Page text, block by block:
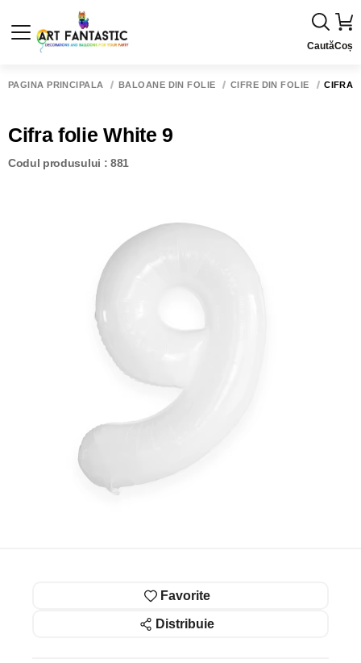
CautăCoș
PAGINA PRINCIPALĂ BALOANE DIN FOLIE CIFRE DIN FOLIE CIFRA
Cifra folie White 9
Codul produsului : 881
Favorite
Distribuie